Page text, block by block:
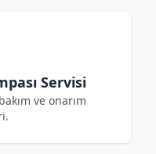
Servisi
ve onarım